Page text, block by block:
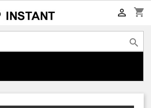
shopping_cart

